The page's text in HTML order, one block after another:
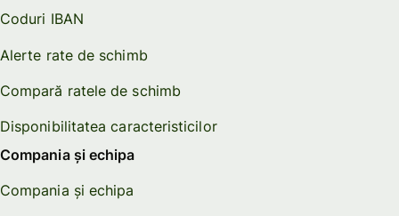
Coduri IBAN
Alerte rate de schimb
Compară ratele de schimb
Disponibilitatea caracteristicilor
Compania și echipa
Compania și echipa